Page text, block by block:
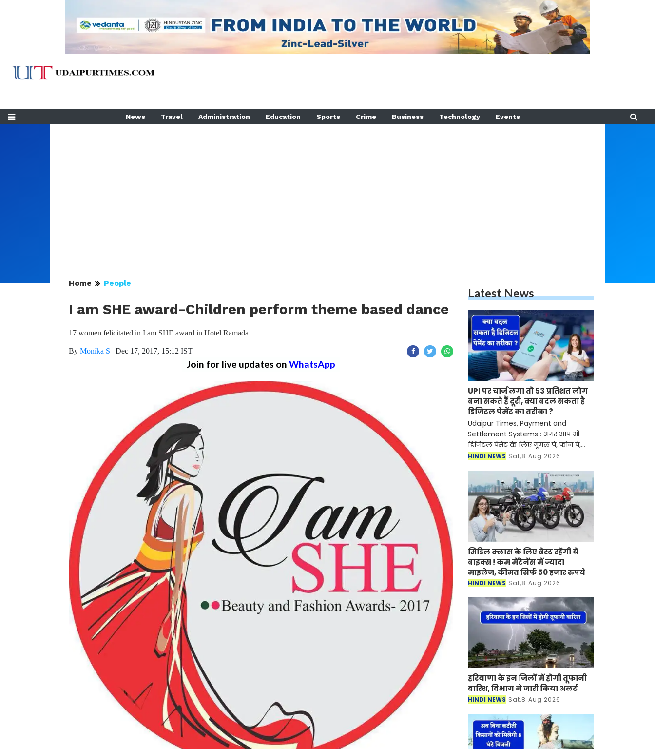
News Travel Administration Education Sports Crime Business Technology Events
Home People
I am SHE award-Children perform theme based dance
17 women felicitated in I am SHE award in Hotel Ramada.
By Monika S | Dec 17, 2017, 15:12 IST
Join for live updates on WhatsApp
Latest News
UPI पर चार्ज लगा तो 53 प्रतिशत लोग
बना सकते हैं दूरी, क्या बदल सकता है
डिजिटल पेमेंट का तरीका ?
Udaipur Times, Payment and
Settlement Systems : अगर आप भी
डिजिटल पेमेंट के लिए गूगल पे, फोन पे,
पेटीएम का इस्तेमाल करते हैं तो यह खबर
सरकार पेमेंट एंड सेटलमेंट सिस
HINDI NEWS Sat,8 Aug 2026
मिडिल क्लास के लिए बेस्ट रहेंगी ये
बाइक्स ! कम मेंटेनेंस में ज्यादा
माइलेज, कीमत सिर्फ 50 हजार रुपये
HINDI NEWS Sat,8 Aug 2026
हरियाणा के इन जिलों में होगी तूफानी
बारिश, विभाग ने जारी किया अलर्ट
HINDI NEWS Sat,8 Aug 2026